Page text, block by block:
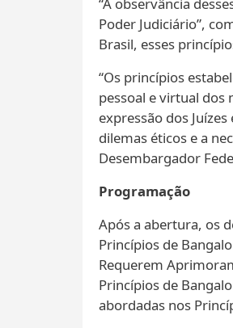
“A observância
Poder Judiciário”,
Brasil, esses
“Os princípios
pessoal e virtual dos
expressão dos
dilemas éticos e a
Desembargador
Programação
Após a abertura, os
Princípios de
Requerem
Princípios de
abordadas nos